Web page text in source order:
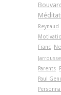
Reynaud
Franc
Jarrousse
Parents
Paul